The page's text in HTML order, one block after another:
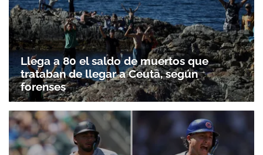
Llega a 80 el saldo de muertos que
trataban de llegar a Ceuta, según
forenses